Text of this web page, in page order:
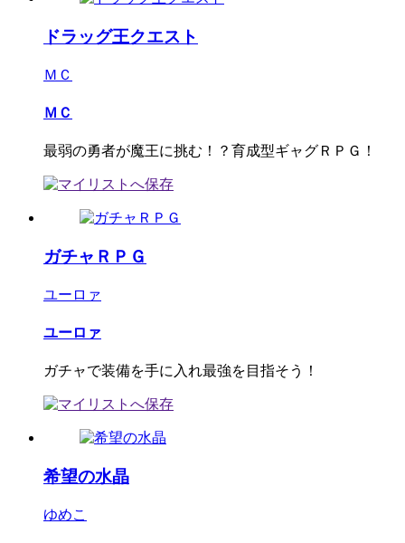
ドラッグ王クエスト
ＭＣ
ＭＣ
最弱の勇者が魔王に挑む！？育成型ギャグＲＰＧ！
ガチャＲＰＧ
ユーロァ
ユーロァ
ガチャで装備を手に入れ最強を目指そう！
希望の水晶
ゆめこ